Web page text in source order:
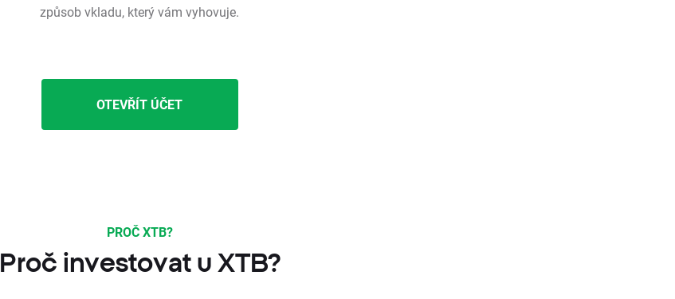
způsob vkladu, který vám vyhovuje.
OTEVŘÍT ÚČET
PROČ XTB?
Proč investovat u XTB?